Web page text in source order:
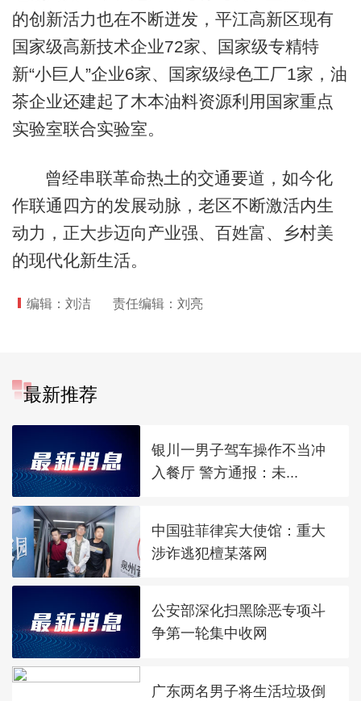
的创新活力也在不断迸发，平江高新区现有
国家级高新技术企业72家、国家级专精特
新“小巨人”企业6家、国家级绿色工厂1家，油
茶企业还建起了木本油料资源利用国家重点
实验室联合实验室。
曾经串联革命热土的交通要道，如今化
作联通四方的发展动脉，老区不断激活内生
动力，正大步迈向产业强、百姓富、乡村美
的现代化新生活。
编辑：刘洁 责任编辑：刘亮
最新推荐
银川一男子驾车操作不当冲
入餐厅 警方通报：未...
中国驻菲律宾大使馆：重大
涉诈逃犯檀某落网
公安部深化扫黑除恶专项斗
争第一轮集中收网
广东两名男子将生活垃圾倒